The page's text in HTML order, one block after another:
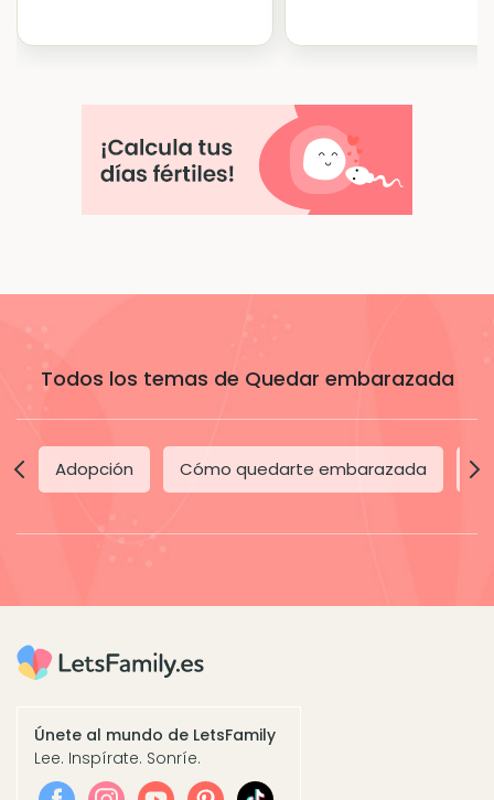
Todos los temas de Quedar embarazada
Adopción Cómo quedarte embarazada
Únete al mundo de LetsFamily
Lee. Inspírate. Sonríe.